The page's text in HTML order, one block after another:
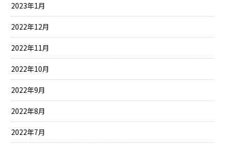
2023年1月
2022年12月
2022年11月
2022年10月
2022年9月
2022年8月
2022年7月